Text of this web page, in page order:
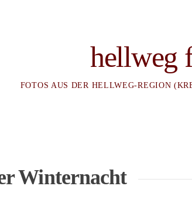
hellweg
FOTOS AUS DER HELLWEG-REGION
Winternacht